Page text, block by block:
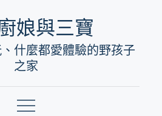
娘與三寶
什麼都愛體驗的野孩子
之家